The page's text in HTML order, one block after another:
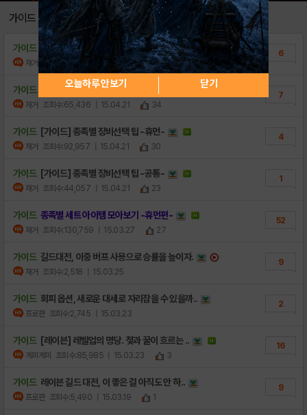
[가이드] 레이븐 기본 가이드 모음
[가이드] 레이븐 FAQ 모음집
[모비 사전예약] RAVEN : 부활 REVI.. 0
가이드
가이드 [가이드] 종족별 장비선택 팁 -반고-
재거 조회수:53,274 | 15.04.21 25
6
가이드 [가이드] 종족별 장비선택 팁 -엘프-
재거 조회수:65,436 | 15.04.21 34
7
가이드 [가이드] 종족별 장비선택 팁 -휴먼-
재거 조회수:92,957 | 15.04.21 30
4
가이드 [가이드] 종족별 장비선택 팁 -공통-
재거 조회수:44,057 | 15.04.21 23
1
가이드 종족별 세트 아이템 모아보기 -휴먼편-
재거 조회수:130,759 | 15.03.27 27
52
가이드 길드대전, 이중 버프 사용으로 승률을 높이자.
재거 조회수:2,518 | 15.03.25
9
가이드 회피 옵션, 새로운 대세로 자리잡을 수 있을까..
프로판 조회수:2,745 | 15.03.23
2
가이드 [레이븐] 레벨업의 명당. 젖과 꿀이 흐르는 ..
계피계피 조회수:85,985 | 15.03.23 3
16
가이드 레이븐 길드 대전, 이 좋은 걸 아직도 안 하..
프로판 조회수:5,490 | 15.03.19 1
9
오늘하루 안보기 닫기